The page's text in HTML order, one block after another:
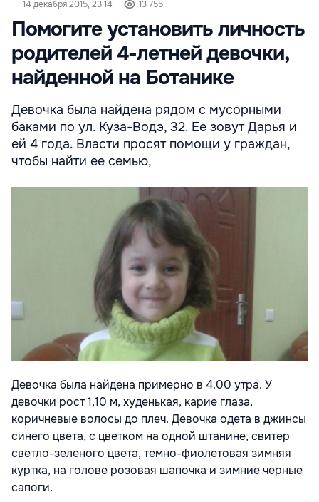
14 декабря 2015, 23:14 13 755
Помогите установить личность
родителей 4-летней девочки,
найденной на Ботанике
Девочка была найдена рядом с мусорными
баками по ул. Куза-Водэ, 32. Ее зовут Дарья и
ей 4 года. Власти просят помощи у граждан,
чтобы найти ее семью,
Девочка была найдена примерно в 4.00 утра. У
девочки рост 1,10 м, худенькая, карие глаза,
коричневые волосы до плеч. Девочка одета в джинсы
синего цвета, с цветком на одной штанине, свитер
светло-зеленого цвета, темно-фиолетовая зимняя
куртка, на голове розовая шапочка и зимние черные
сапоги.